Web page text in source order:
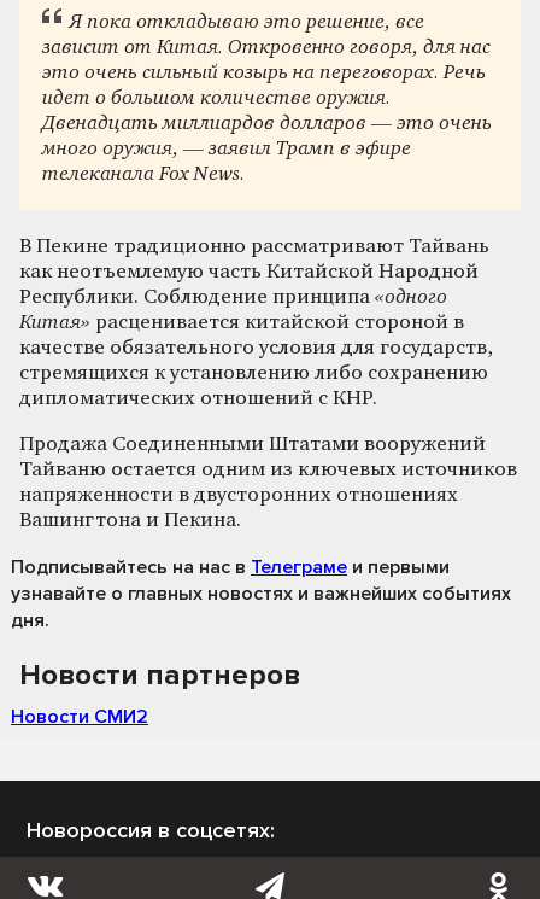
Я пока откладываю это решение, все
зависит от Китая. Откровенно говоря, для нас
это очень сильный козырь на переговорах. Речь
идет о большом количестве оружия.
Двенадцать миллиардов долларов — это очень
много оружия, — заявил Трамп в эфире
телеканала Fox News.
В Пекине традиционно рассматривают Тайвань
как неотъемлемую часть Китайской Народной
Республики. Соблюдение принципа «одного
Китая» расценивается китайской стороной в
качестве обязательного условия для государств,
стремящихся к установлению либо сохранению
дипломатических отношений с КНР.
Продажа Соединенными Штатами вооружений
Тайваню остается одним из ключевых источников
напряженности в двусторонних отношениях
Вашингтона и Пекина.
Подписывайтесь на нас в Телеграме и первыми
узнавайте о главных новостях и важнейших событиях
дня.
Новости партнеров
Новости СМИ2
Новороссия в соцсетях: